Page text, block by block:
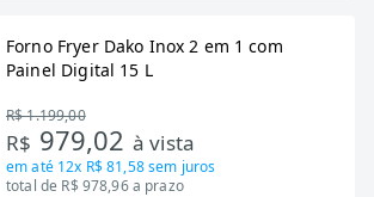
Forno Fryer Dako Inox 2 em 1 com
Painel Digital 15 L
R$ 1.199,00
R$ 979,02 à vista
em até 12x R$ 81,58sem juros
total de R$ 978,96 a prazo